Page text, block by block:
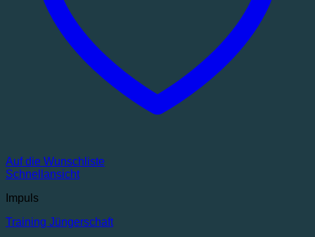
Auf die Wunschliste
Schnellansicht
Impuls
Training Jüngerschaft